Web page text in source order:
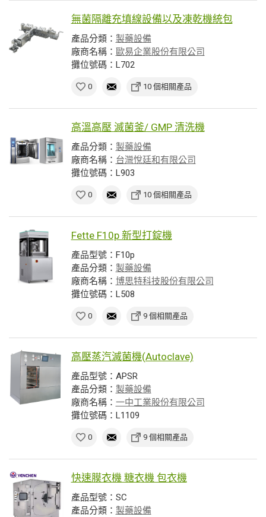
無菌隔離充填線設備以及凍乾機統包
產品分類： 製藥設備
廠商名稱： 歐易企業股份有限公司
攤位號碼：L702
0 10 個相關產品
高溫高壓 滅菌釜/ GMP 清洗機
產品分類： 製藥設備
廠商名稱： 台灣悅廷和有限公司
攤位號碼：L903
0 10 個相關產品
Fette F10p 新型打錠機
產品型號：F10p
產品分類： 製藥設備
廠商名稱： 博思特科技股份有限公司
攤位號碼：L508
0 9 個相關產品
高壓蒸汽滅菌機(Autoclave)
產品型號：APSR
產品分類： 製藥設備
廠商名稱： 一中工業股份有限公司
攤位號碼：L1109
0 9 個相關產品
快速膜衣機 糖衣機 包衣機
產品型號：SC
產品分類： 製藥設備